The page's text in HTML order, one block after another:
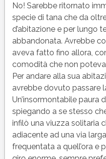
No! Sarebbe ritornato
specie di tana che da
d’abitazione e per lungo
abbandonata. Avrebbe
aveva fatto fino allora,
comodità che non
Per andare alla sua
avrebbe dovuto passare
Un’insormontabile paura
spiegando a se stesso
infilò una viuzza solitaria
adiacente ad una via
frequentata a quell’ora e